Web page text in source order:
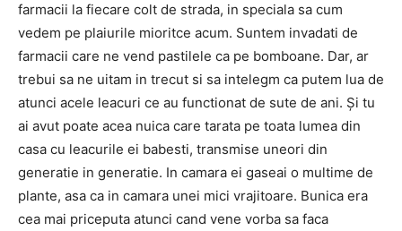
farmacii la fiecare colt de strada, in speciala sa cum
vedem pe plaiurile mioritce acum. Suntem invadati de
farmacii care ne vend pastilele ca pe bomboane. Dar, ar
trebui sa ne uitam in trecut si sa intelegm ca putem lua de
atunci acele leacuri ce au functionat de sute de ani. Și tu
ai avut poate acea nuica care tarata pe toata lumea din
casa cu leacurile ei babesti, transmise uneori din
generatie in generatie. In camara ei gaseai o multime de
plante, asa ca in camara unei mici vrajitoare. Bunica era
cea mai priceputa atunci cand vene vorba sa faca